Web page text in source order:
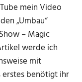
mein Video
„Umbau“
– Magic
werde ich
mit
erstes benötigt ihr